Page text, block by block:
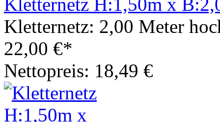
Kletternetz: 2,00 Meter
22,00 €*
Nettopreis: 18,49 €